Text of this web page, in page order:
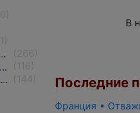
В
Последние
Франция •